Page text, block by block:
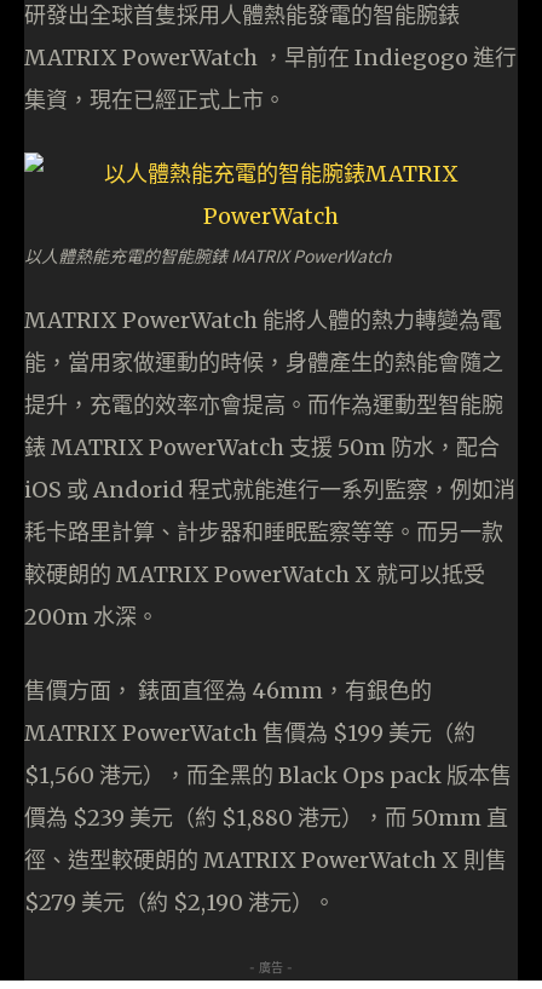
研發出全球首隻採用人體熱能發電的智能腕錶
MATRIX PowerWatch ，早前在 Indiegogo 進行
集資，現在已經正式上市。
以人體熱能充電的智能腕錶 MATRIX PowerWatch
MATRIX PowerWatch 能將人體的熱力轉變為電
能，當用家做運動的時候，身體產生的熱能會隨之
提升，充電的效率亦會提高。而作為運動型智能腕
錶 MATRIX PowerWatch 支援 50m 防水，配合
iOS 或 Andorid 程式就能進行一系列監察，例如消
耗卡路里計算、計步器和睡眠監察等等。而另一款
較硬朗的 MATRIX PowerWatch X 就可以抵受
200m 水深。
售價方面， 錶面直徑為 46mm，有銀色的
MATRIX PowerWatch 售價為 $199 美元（約
$1,560 港元），而全黑的 Black Ops pack 版本售
價為 $239 美元（約 $1,880 港元），而 50mm 直
徑、造型較硬朗的 MATRIX PowerWatch X 則售
$279 美元（約 $2,190 港元）。
- 廣告 -